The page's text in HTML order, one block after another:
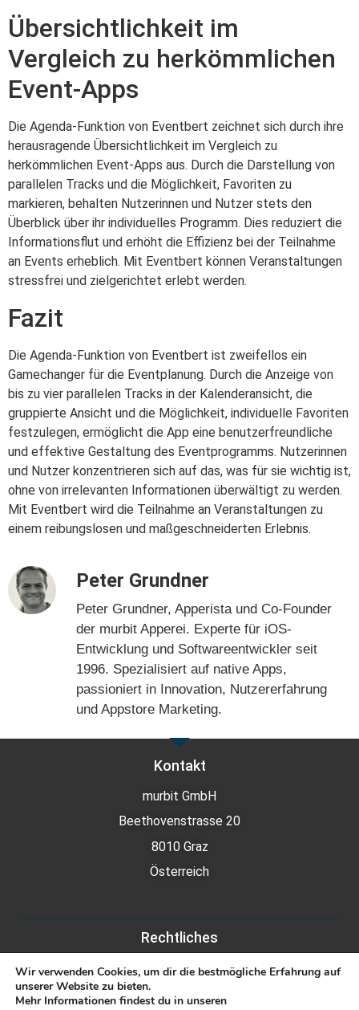
Übersichtlichkeit im
Vergleich zu herkömmlichen
Event-Apps
Die Agenda-Funktion von Eventbert zeichnet sich durch ihre
herausragende Übersichtlichkeit im Vergleich zu
herkömmlichen Event-Apps aus. Durch die Darstellung von
parallelen Tracks und die Möglichkeit, Favoriten zu
markieren, behalten Nutzerinnen und Nutzer stets den
Überblick über ihr individuelles Programm. Dies reduziert die
Informationsflut und erhöht die Effizienz bei der Teilnahme
an Events erheblich. Mit Eventbert können Veranstaltungen
stressfrei und zielgerichtet erlebt werden.
Fazit
Die Agenda-Funktion von Eventbert ist zweifellos ein
Gamechanger für die Eventplanung. Durch die Anzeige von
bis zu vier parallelen Tracks in der Kalenderansicht, die
gruppierte Ansicht und die Möglichkeit, individuelle Favoriten
festzulegen, ermöglicht die App eine benutzerfreundliche
und effektive Gestaltung des Eventprogramms. Nutzerinnen
und Nutzer konzentrieren sich auf das, was für sie wichtig ist,
ohne von irrelevanten Informationen überwältigt zu werden.
Mit Eventbert wird die Teilnahme an Veranstaltungen zu
einem reibungslosen und maßgeschneiderten Erlebnis.
Peter Grundner
Peter Grundner, Apperista und Co-Founder
der murbit Apperei. Experte für iOS-
Entwicklung und Softwareentwickler seit
1996. Spezialisiert auf native Apps,
passioniert in Innovation, Nutzererfahrung
und Appstore Marketing.
Rechtliches
Datenschutz
Impressum
Kontakt
murbit GmbH
Beethovenstrasse 20
8010 Graz
Österreich
Wir verwenden Cookies, um dir die bestmögliche Erfahrung auf
unserer Website zu bieten.
Mehr Informationen findest du in unseren